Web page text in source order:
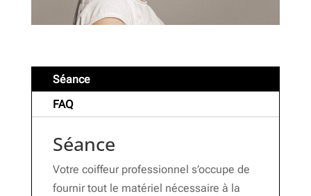
Séance
FAQ
Séance
Votre coiffeur professionnel s’occupe de
fournir tout le matériel nécessaire à la